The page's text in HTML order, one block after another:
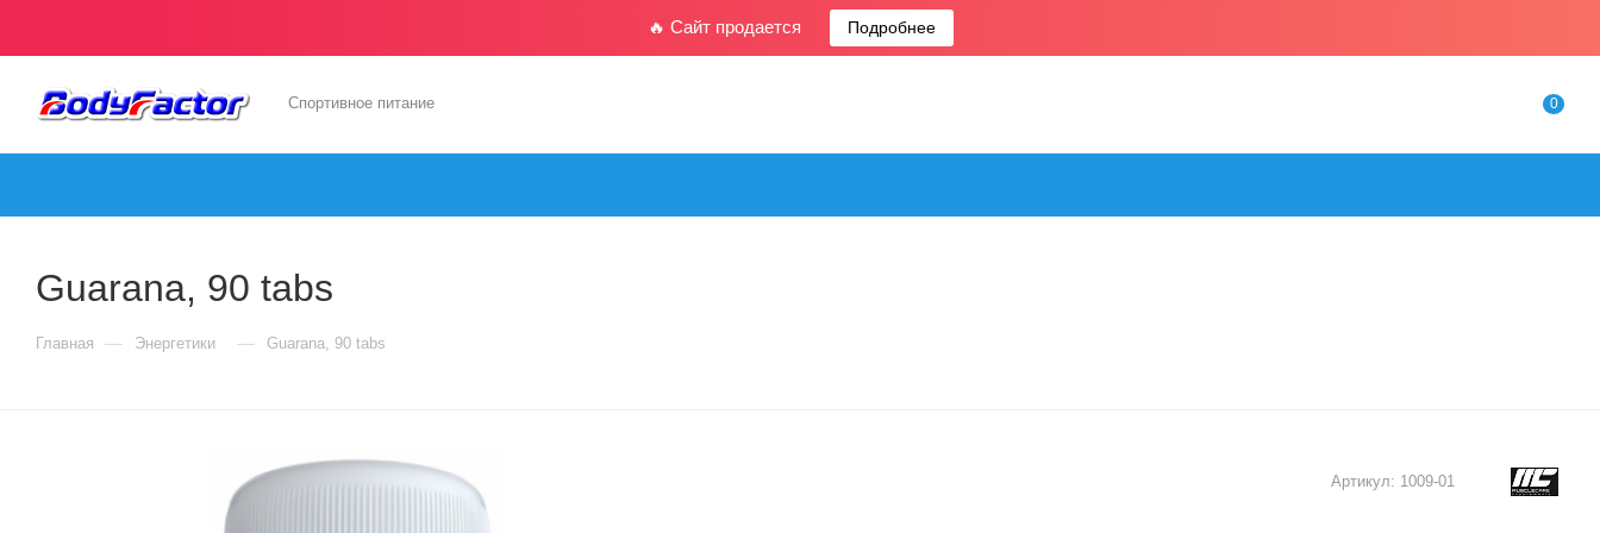
🔥 Сайт продается Подробнее
Спортивное питание 0
Guarana, 90 tabs
Главная — Энергетики — Guarana, 90 tabs
Артикул: 1009-01